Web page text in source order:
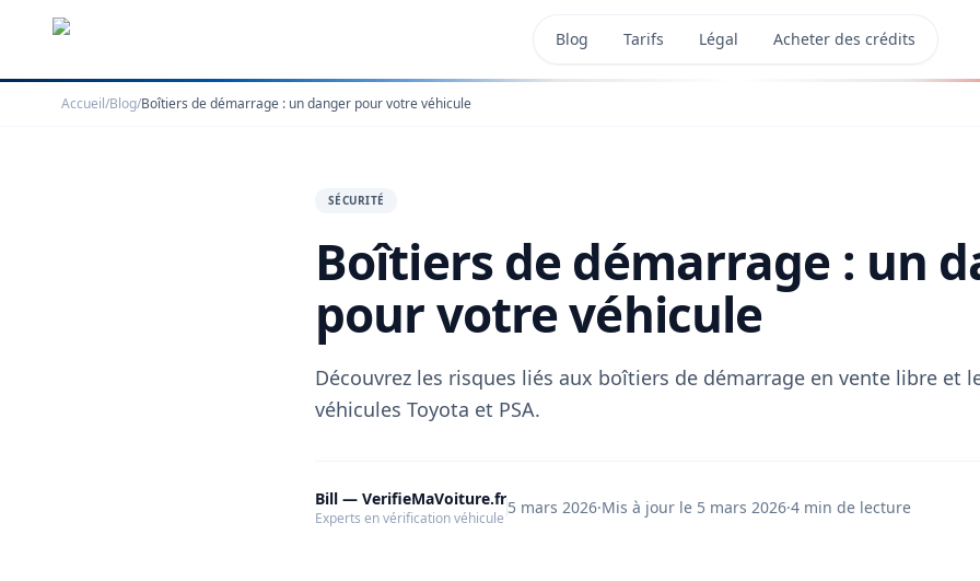
Blog Tarifs Légal Acheter des crédits
Accueil/Blog/Boîtiers de démarrage : un danger pour votre véhicule
SÉCURITÉ
Boîtiers de démarrage : un
pour votre véhicule
Découvrez les risques liés aux boîtiers de démarrage en vente libre et
véhicules Toyota et PSA.
Bill — VerifieMaVoiture.fr
Experts en vérification véhicule
5 mars 2026·Mis à jour le 5 mars 2026·4 min de lecture